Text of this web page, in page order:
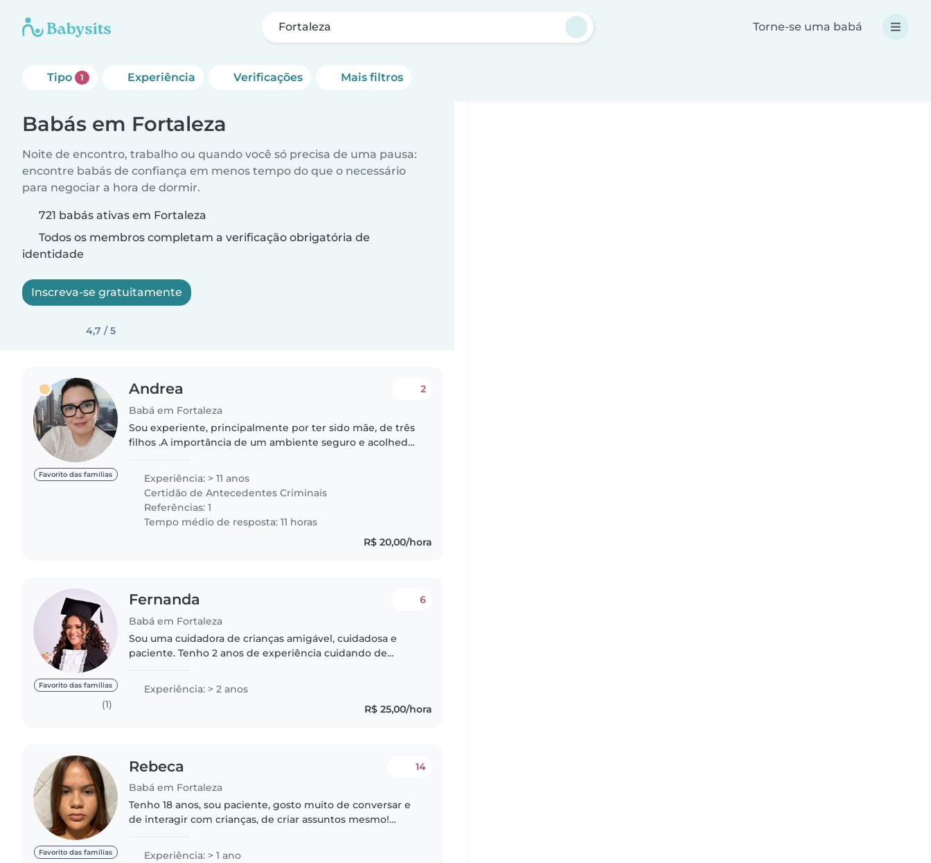
Fortaleza Torne-se uma babá
Tipo 1 Experiência Verificações Mais filtros
Babás em Fortaleza
Noite de encontro, trabalho ou quando você só precisa de uma pausa:
encontre babás de confiança em menos tempo do que o necessário
para negociar a hora de dormir.
721 babás ativas em Fortaleza
Todos os membros completam a verificação obrigatória de
identidade
Inscreva-se gratuitamente
4,7 / 5
Favorito das famílias
Andrea
Babá em Fortaleza
2
Sou experiente, principalmente por ter sido mãe, de três
filhos .A importância de um ambiente seguro e acolhedor
desenho, leitura..
Experiência: > 11 anos
Certidão de Antecedentes Criminais
Referências: 1
Tempo médio de resposta: 11 horas
R$ 20,00/hora
Favorito das famílias
(1)
Fernanda
Babá em Fortaleza
6
Sou uma cuidadora de crianças amigável, cuidadosa e
paciente. Tenho 2 anos de experiência cuidando de
Experiência: > 2 anos
R$ 25,00/hora
Favorito das famílias
Rebeca
Babá em Fortaleza
14
Tenho 18 anos, sou paciente, gosto muito de conversar e
de interagir com crianças, de criar assuntos mesmo!
comidas naturais), mas..
Experiência: > 1 ano